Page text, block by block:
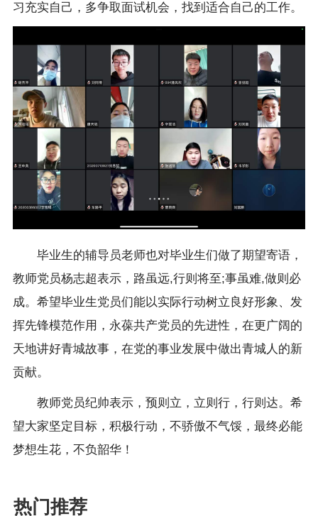
习充实自己，多争取面试机会，找到适合自己的工作。
毕业生的辅导员老师也对毕业生们做了期望寄语，
教师党员杨志超表示，路虽远,行则将至;事虽难,做则必
成。希望毕业生党员们能以实际行动树立良好形象、发
挥先锋模范作用，永葆共产党员的先进性，在更广阔的
天地讲好青城故事，在党的事业发展中做出青城人的新
贡献。
教师党员纪帅表示，预则立，立则行，行则达。希
望大家坚定目标，积极行动，不骄傲不气馁，最终必能
梦想生花，不负韶华！